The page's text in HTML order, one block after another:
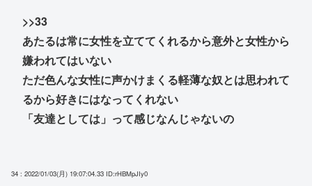
>>33
あたるは常に女性を立ててくれるから意外と女性から
嫌われてはいない
ただ色んな女性に声かけまくる軽薄な奴とは思われて
るから好きにはなってくれない
「友達としては」って感じなんじゃないの
34 : 2022/01/03(月) 19:07:04.33 ID:rHBMpJIy0